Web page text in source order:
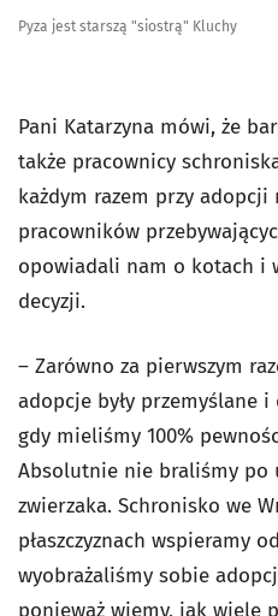
Pyza jest starszą "siostrą" Kluchy
Pani Katarzyna mówi, że
także pracownicy
każdym razem przy
pracowników
opowiadali nam o kotach i
decyzji.
– Zarówno za pierwszym
adopcje były przemyślane
gdy mieliśmy 100%
Absolutnie nie braliśmy po
zwierzaka. Schronisko we
płaszczyznach wspieramy
wyobrażaliśmy sobie
ponieważ wiemy, jak wiele